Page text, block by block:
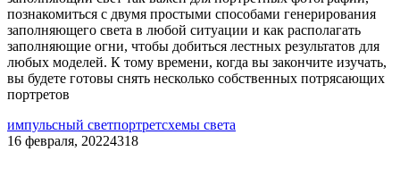
познакомиться с двумя простыми способами генерирования
заполняющего света в любой ситуации и как располагать
заполняющие огни, чтобы добиться лестных результатов для
любых моделей. К тому времени, когда вы закончите изучать,
вы будете готовы снять несколько собственных потрясающих
портретов
импульсный светпортретсхемы света
16 февраля, 20224318